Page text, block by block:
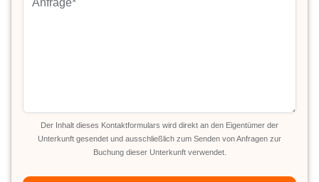
Der Inhalt dieses Kontaktformulars wird direkt an den Eigentümer der
Unterkunft gesendet und ausschließlich zum Senden von Anfragen zur
Buchung dieser Unterkunft verwendet.